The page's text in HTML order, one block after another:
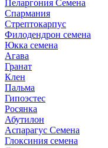
Пеларгония Семена
Спармания
Стрептокарпус
Филодендрон семена
Юкка семена
Агава
Гранат
Клен
Пальма
Гипоэстес
Росянка
Абутилон
Аспарагус Семена
Глоксиния семена